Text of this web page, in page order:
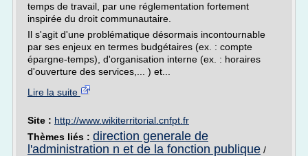
temps de travail, par une réglementation fortement
inspirée du droit communautaire.
Il s'agit d'une problématique désormais incontournable
par ses enjeux en termes budgétaires (ex. : compte
épargne-temps), d'organisation interne (ex. : horaires
d'ouverture des services,... ) et...
Lire la suite
Site : http://www.wikiterritorial.cnfpt.fr
Thèmes liés : direction generale de
l'administration n et de la fonction publique /